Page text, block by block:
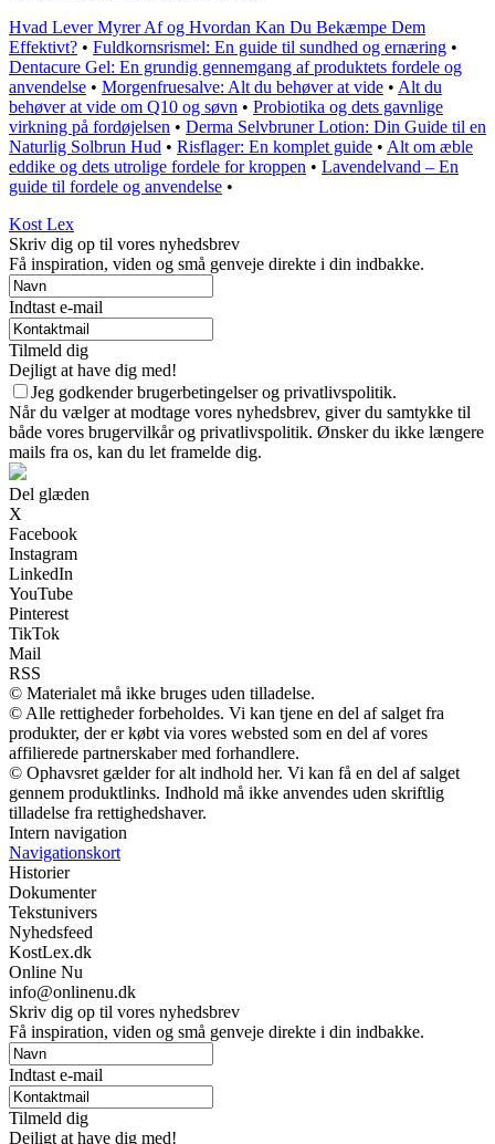
Hvad Lever Myrer Af og Hvordan Kan Du Bekæmpe Dem
Effektivt? • Fuldkornsrismel: En guide til sundhed og ernæring •
Dentacure Gel: En grundig gennemgang af produktets fordele og
anvendelse • Morgenfruesalve: Alt du behøver at vide • Alt du
behøver at vide om Q10 og søvn • Probiotika og dets gavnlige
virkning på fordøjelsen • Derma Selvbruner Lotion: Din Guide til en
Naturlig Solbrun Hud • Risflager: En komplet guide • Alt om æble
eddike og dets utrolige fordele for kroppen • Lavendelvand – En
guide til fordele og anvendelse •
Kost Lex
Skriv dig op til vores nyhedsbrev
Få inspiration, viden og små genveje direkte i din indbakke.
Indtast e-mail
Tilmeld dig
Dejligt at have dig med!
Jeg godkender brugerbetingelser og privatlivspolitik.
Når du vælger at modtage vores nyhedsbrev, giver du samtykke til
både vores brugervilkår og privatlivspolitik. Ønsker du ikke længere
mails fra os, kan du let framelde dig.
Del glæden
X
Facebook
Instagram
LinkedIn
YouTube
Pinterest
TikTok
Mail
RSS
© Materialet må ikke bruges uden tilladelse.
© Alle rettigheder forbeholdes. Vi kan tjene en del af salget fra
produkter, der er købt via vores websted som en del af vores
affilierede partnerskaber med forhandlere.
© Ophavsret gælder for alt indhold her. Vi kan få en del af salget
gennem produktlinks. Indhold må ikke anvendes uden skriftlig
tilladelse fra rettighedshaver.
Intern navigation
Navigationskort
Historier
Dokumenter
Tekstunivers
Nyhedsfeed
KostLex.dk
Online Nu
info@onlinenu.dk
Skriv dig op til vores nyhedsbrev
Få inspiration, viden og små genveje direkte i din indbakke.
Indtast e-mail
Tilmeld dig
Dejligt at have dig med!